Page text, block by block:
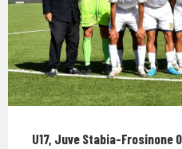
U17, Juve Stabia-